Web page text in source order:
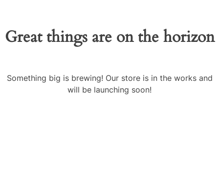
Great things are on the horizon
Something big is brewing! Our store is in the works and
will be launching soon!